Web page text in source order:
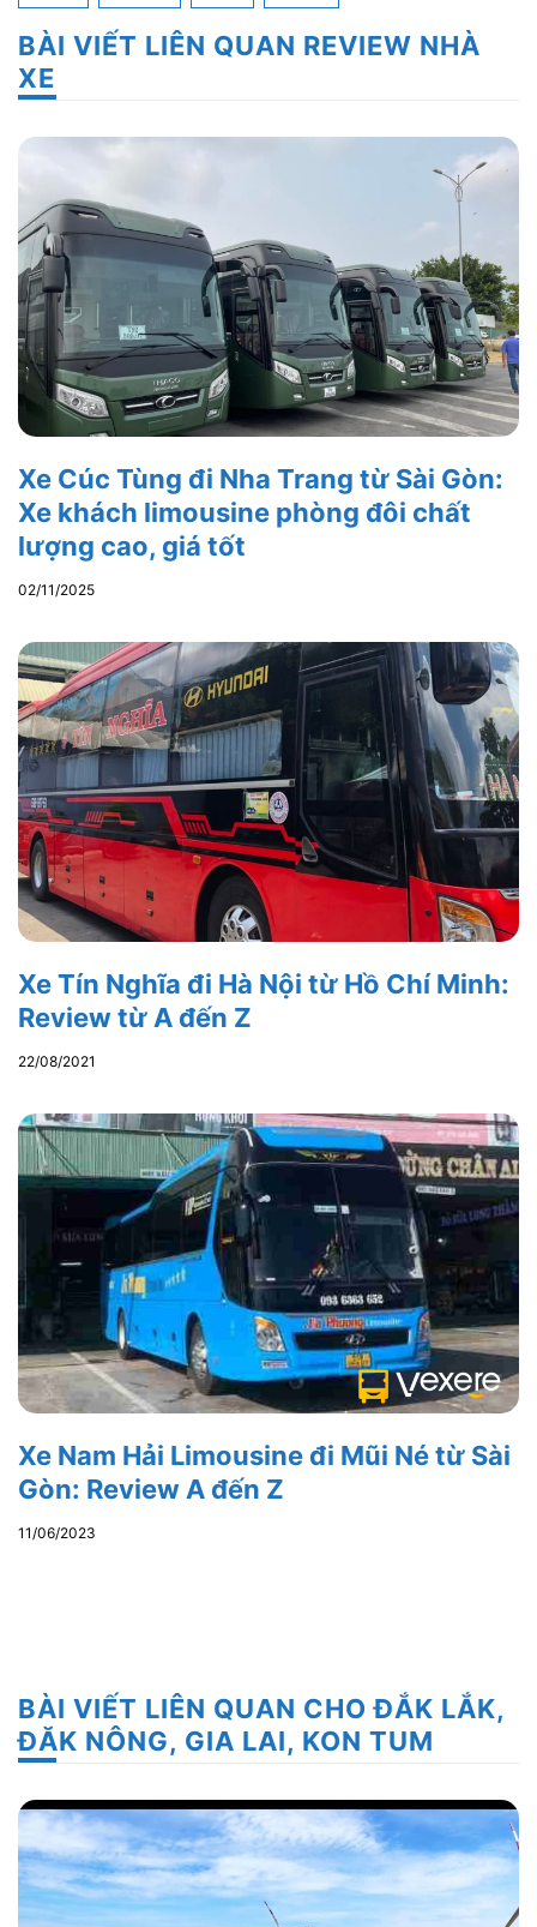
BÀI VIẾT LIÊN QUAN REVIEW NHÀ
XE
Xe Cúc Tùng đi Nha Trang từ Sài Gòn:
Xe khách limousine phòng đôi chất
lượng cao, giá tốt
02/11/2025
Xe Tín Nghĩa đi Hà Nội từ Hồ Chí Minh:
Review từ A đến Z
22/08/2021
Xe Nam Hải Limousine đi Mũi Né từ Sài
Gòn: Review A đến Z
11/06/2023
BÀI VIẾT LIÊN QUAN CHO ĐẮK LẮK,
ĐĂK NÔNG, GIA LAI, KON TUM